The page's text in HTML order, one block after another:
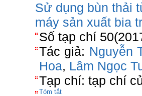
Sử dụng bùn thải
máy sản xuất bia
Số tạp chí
Tác giả: Nguyễn
Hoa, Lâm Ngọc
Tạp chí: tạp chí
Tóm tắt